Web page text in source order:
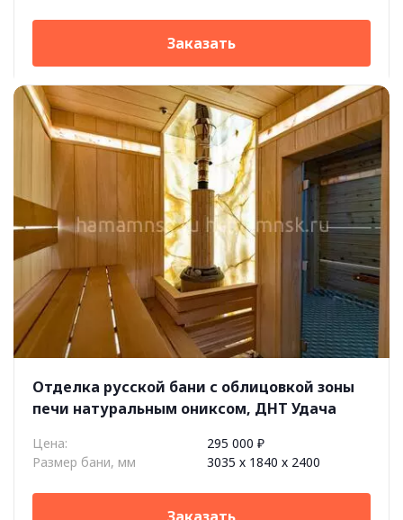
Заказать
Отделка русской бани с облицовкой зоны
печи натуральным ониксом, ДНТ Удача
Цена:
295 000 ₽
Размер бани, мм
3035 х 1840 х 2400